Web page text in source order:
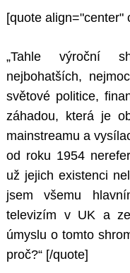
[quote align="center"
„Tahle výroční
nejbohatších,
světové politice,
záhadou, která je
mainstreamu a
od roku 1954
už jejich existenci
jsem všemu
televizím v UK a
úmyslu o tomto
proč?“ [/quote]